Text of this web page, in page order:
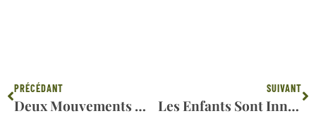
Précédent
PRÉCÉDANT
Deux Mouvements Mondiaux Dévoilés, Partie 2
SUIVANT
Les Enfants Sont Innocents, Partie 2